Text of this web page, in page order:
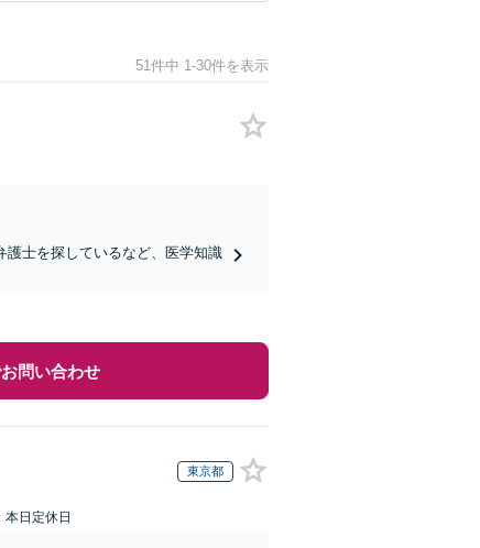
51件中 1-30件を表示
護士を探しているなど、医学知識
問い合わせ
東京都
本日定休日